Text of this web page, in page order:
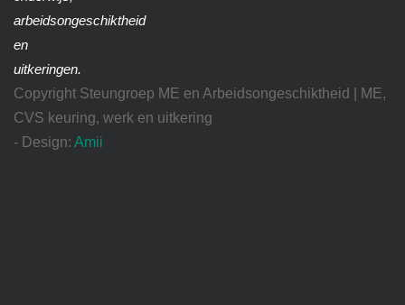
arbeidsongeschiktheid
en
uitkeringen.
Copyright Steungroep ME en Arbeidsongeschiktheid | ME,
CVS keuring, werk en uitkering
- Design: Amii